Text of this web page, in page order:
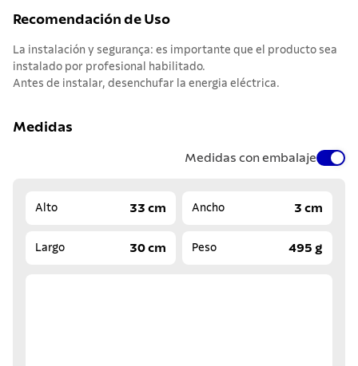
Recomendación de Uso
La instalación y segurança: es importante que el producto sea
instalado por profesional habilitado.
Antes de instalar, desenchufar la energia eléctrica.
Medidas
Medidas con embalaje
Alto 33 cm Ancho 3 cm
Largo 30 cm Peso 495 g